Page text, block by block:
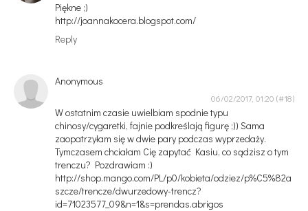
Piękne ;)
http://joannakocera.blogspot.com/
Reply
Anonymous
06/02/2017, 01:20
W ostatnim czasie uwielbiam spodnie typu
chinosy/cygaretki, fajnie podkreślają figurę ;)) Sama
zaopatrzyłam się w dwie pary podczas wyprzedaży.
Tymczasem chciałam Cię zapytać Kasiu, co sądzisz o tym
trenczu? Pozdrawiam :)
http://shop.mango.com/PL/p0/kobieta/odziez/p%C5%82a
szcze/trencze/dwurzedowy-trencz?
id=71023577_09&n=1&s=prendas.abrigos